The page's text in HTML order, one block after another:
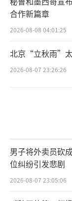
合作新篇章
2026-08-08 04:01:25
北京“立秋雨”
2026-08-07 23:26:26
男子将外卖员砍
位纠纷引发悲剧
2026-08-07 23:05:06